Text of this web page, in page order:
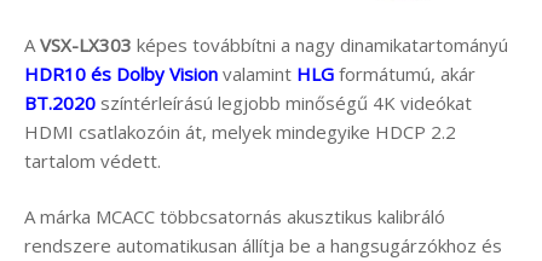
A VSX-LX303 képes továbbítni a nagy dinamikatartományú
HDR10 és Dolby Vision valamint HLG formátumú, akár
BT.2020 színtérleírású legjobb minőségű 4K videókat
HDMI csatlakozóin át, melyek mindegyike HDCP 2.2
tartalom védett.
A márka MCACC többcsatornás akusztikus kalibráló
rendszere automatikusan állítja be a hangsugárzókhoz és